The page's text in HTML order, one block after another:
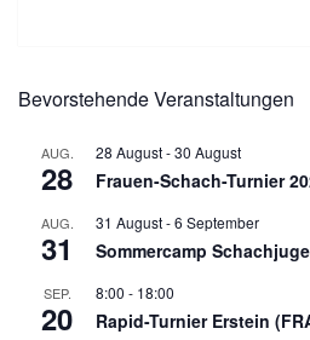
Bevorstehende Veranstaltungen
AUG.
28
28 August-30 August
Frauen-Schach-Turnier
AUG.
31
31 August-6 September
Sommercamp
SEP.
20
8:00 - 18:00
Rapid-Turnier Erstein